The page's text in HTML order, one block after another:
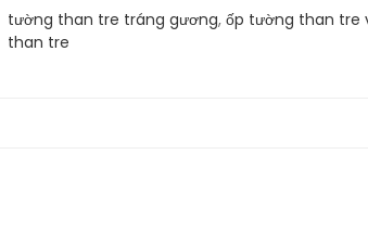
tường than tre tráng gương, ốp tường than tre
than tre